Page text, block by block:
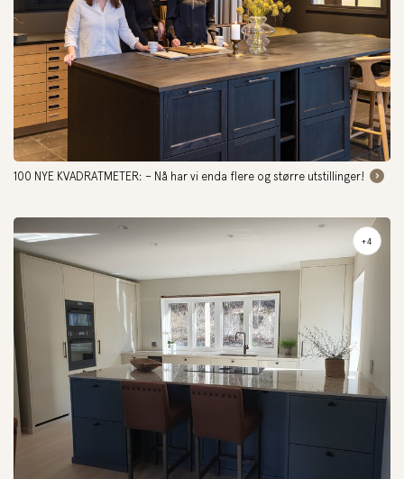
100 NYE KVADRATMETER: – Nå har vi enda flere og større utstillinger!
+4